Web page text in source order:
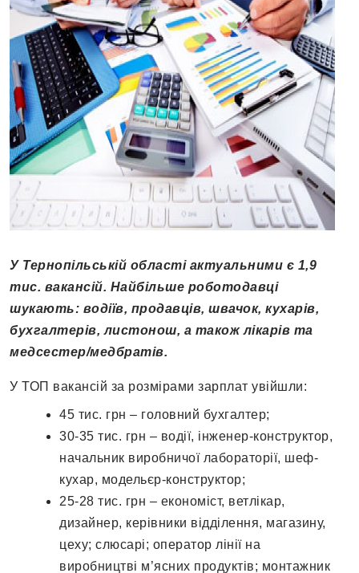
У Тернопільській області актуальними є 1,9
тис. вакансій. Найбільше роботодавці
шукають: водіїв, продавців, швачок, кухарів,
бухгалтерів, листонош, а також лікарів та
медсестер/медбратів.
У ТОП вакансій за розмірами зарплат увійшли:
45 тис. грн – головний бухгалтер;
30-35 тис. грн – водії, інженер-конструктор,
начальник виробничої лабораторії, шеф-
кухар, модельєр-конструктор;
25-28 тис. грн – економіст, ветлікар,
дизайнер, керівники відділення, магазину,
цеху; слюсарі; оператор лінії на
виробництві м’ясних продуктів; монтажник